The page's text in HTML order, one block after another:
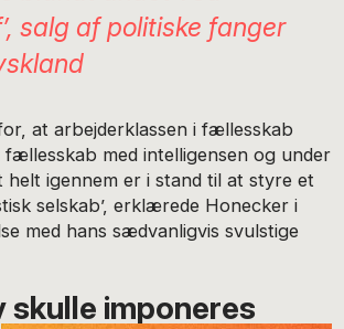
salg af politiske fanger
at arbejderklassen i fællesskab
fællesskab med intelligensen og under
helt igennem er i stand til at styre et
selskab’, erklærede Honecker i
med hans sædvanligvis svulstige
skulle imponeres